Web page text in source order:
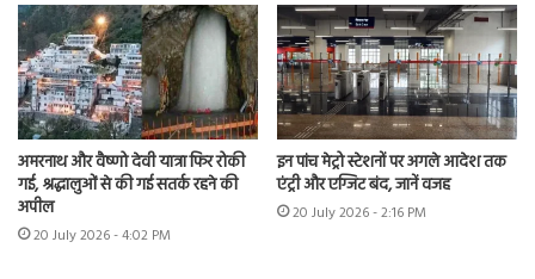
अमरनाथ और वैष्णो देवी यात्रा फिर रोकी
गई, श्रद्धालुओं से की गई सतर्क रहने की
अपील
20 July 2026 - 4:02 PM
इन पांच मेट्रो स्टेशनों पर अगले आदेश तक
एंट्री और एग्जिट बंद, जानें वजह
20 July 2026 - 2:16 PM